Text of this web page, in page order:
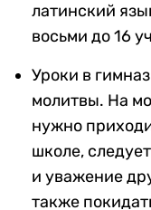
латинский
восьми до 16
Уроки в
молитвы. На
нужно
школе,
и уважение
также